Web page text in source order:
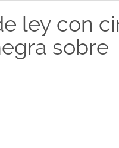
ley con
sobre